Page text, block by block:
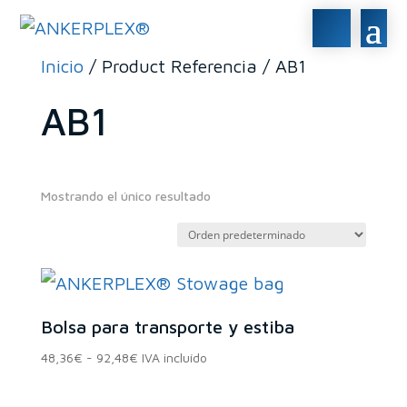
Inicio / Product Referencia / AB1
AB1
En oferta(0)
Mostrando el único resultado
Bolsa para transporte y estiba
48,36€ - 92,48€Rango
IVA incluído